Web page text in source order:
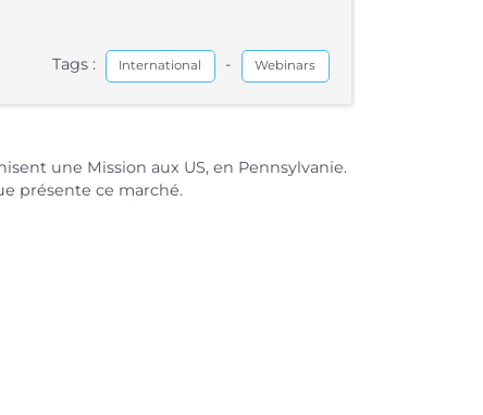
Tags : International - Webinars
une Mission aux US, en Pennsylvanie.
présente ce marché.